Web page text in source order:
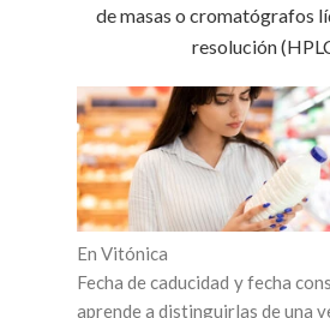
de masas o cromatógrafos
resolución
En Vitónica
Fecha de caducidad y fecha
aprende a distinguirlas de una